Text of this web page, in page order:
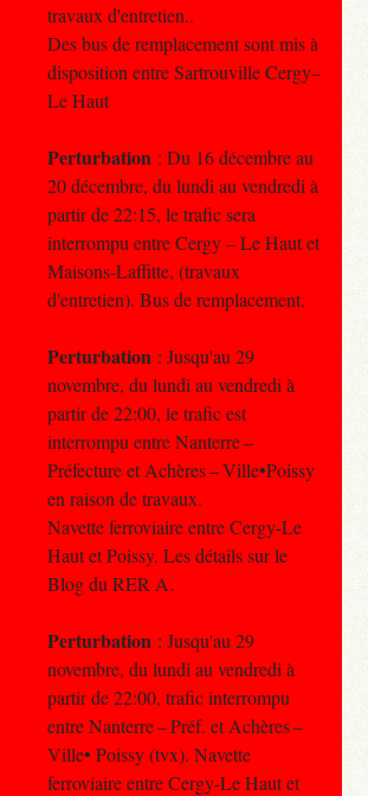
travaux d'entretien..
Des bus de remplacement sont mis à
disposition entre Sartrouville Cergy–
Le Haut
Perturbation : Du 16 décembre au
20 décembre, du lundi au vendredi à
partir de 22:15, le trafic sera
interrompu entre Cergy – Le Haut et
Maisons-Laffitte, (travaux
d'entretien). Bus de remplacement.
Perturbation : Jusqu'au 29
novembre, du lundi au vendredi à
partir de 22:00, le trafic est
interrompu entre Nanterre –
Préfecture et Achères – Ville•Poissy
en raison de travaux.
Navette ferroviaire entre Cergy-Le
Haut et Poissy. Les détails sur le
Blog du RER A.
Perturbation : Jusqu'au 29
novembre, du lundi au vendredi à
partir de 22:00, trafic interrompu
entre Nanterre – Préf. et Achères –
Ville• Poissy (tvx). Navette
ferroviaire entre Cergy-Le Haut et